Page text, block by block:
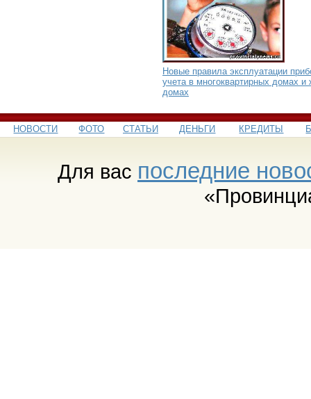
Новые правила эксплуатации
учета в многоквартирных домах и
домах
НОВОСТИ ФОТО СТАТЬИ ДЕНЬГИ КРЕДИТЫ
Для вас последние